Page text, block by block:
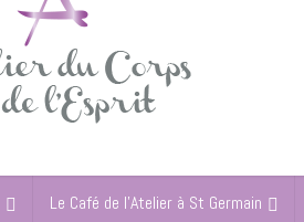
Le Café de l’Atelier à St Germain